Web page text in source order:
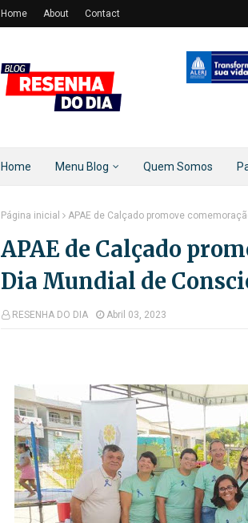
Home About Contact
Home Menu Blog Quem Somos
Página inicial APAE de Calçado promove
APAE de Calçado
Dia Mundial de
RESENHA DO DIA Abril 03, 2023